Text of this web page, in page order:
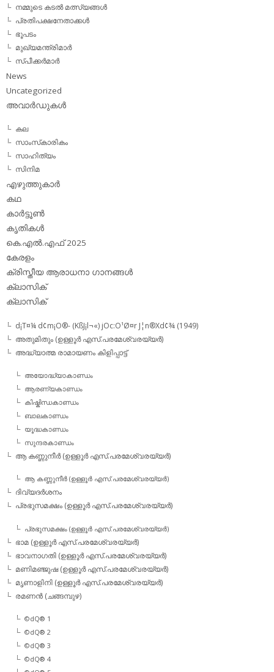
നമ്മുടെ കടല്‍ മത്സ്യങ്ങള്‍
പ്രതിപക്ഷനേതാക്കള്‍
ഭൂപടം
മുഖ്യമന്ത്രിമാര്‍
സ്പീക്കര്‍മാര്‍
News
Uncategorized
അവാര്‍ഡുകള്‍
കല
സാംസ്‌കാരികം
സാഹിത്യം
സിനിമ
എഴുത്തുകാര്‍
കഥ
കാര്‍ട്ടൂണ്‍
കൃതികള്‍
കെ.എല്‍.എഫ് 2025
കേരളം
ക്രിസ്തീയ ആരാധനാ ഗാനങ്ങള്‍
ക്ലാസിക്‌
ക്ലാസിക്
d¡T¤¼ d¢m¡O®- (KßJ¡l¬«) jOc:O¹Ø¤r J¦n®Xd¢¾ (1949)
അതുമിതും (ഉള്ളൂര്‍ എസ്.പരമേശ്വരയ്യര്‍)
അദ്ധ്യാത്മ രാമായണം കിളിപ്പാട്ട്‌
അയോദ്ധ്യാകാണ്ഡം
ആരണ്യകാണ്ഡം
കിഷ്കിന്ധകാണ്ഡം
ബാലകാണ്ഡം
യൂദ്ധകാണ്ഡം
സുന്ദരകാണ്ഡം
ആ കണ്ണുനീര്‍ (ഉള്ളൂര്‍ എസ്.പരമേശ്വരയ്യര്‍)
ആ കണ്ണുനീര്‍ (ഉള്ളൂര്‍ എസ്.പരമേശ്വരയ്യര്‍)
ദിവ്യദര്‍ശനം
പ്രഭുസമക്ഷം (ഉള്ളൂര്‍ എസ്.പരമേശ്വരയ്യര്‍)
പ്രഭുസമക്ഷം (ഉള്ളൂര്‍ എസ്.പരമേശ്വരയ്യര്‍)
ഭാമ (ഉള്ളൂര്‍ എസ്.പരമേശ്വരയ്യര്‍)
ഭാവനാഗതി (ഉള്ളൂര്‍ എസ്.പരമേശ്വരയ്യര്‍)
മണിമഞ്ജുഷ (ഉള്ളൂര്‍ എസ്.പരമേശ്വരയ്യര്‍)
മൃണാളിനി (ഉള്ളൂര്‍ എസ്.പരമേശ്വരയ്യര്‍)
രമണന്‍ (ചങ്ങമ്പുഴ)
©dQ® 1
©dQ® 2
©dQ® 3
©dQ® 4